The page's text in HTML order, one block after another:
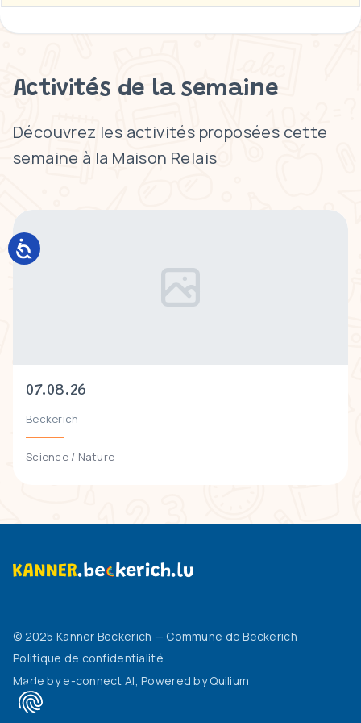
Activités de la semaine
Découvrez les activités proposées cette
semaine à la Maison Relais
07.08.26
Beckerich
Science / Nature
© 2025 Kanner Beckerich — Commune de Beckerich
Politique de confidentialité
Made bye-connect AI , Powered byQuilium